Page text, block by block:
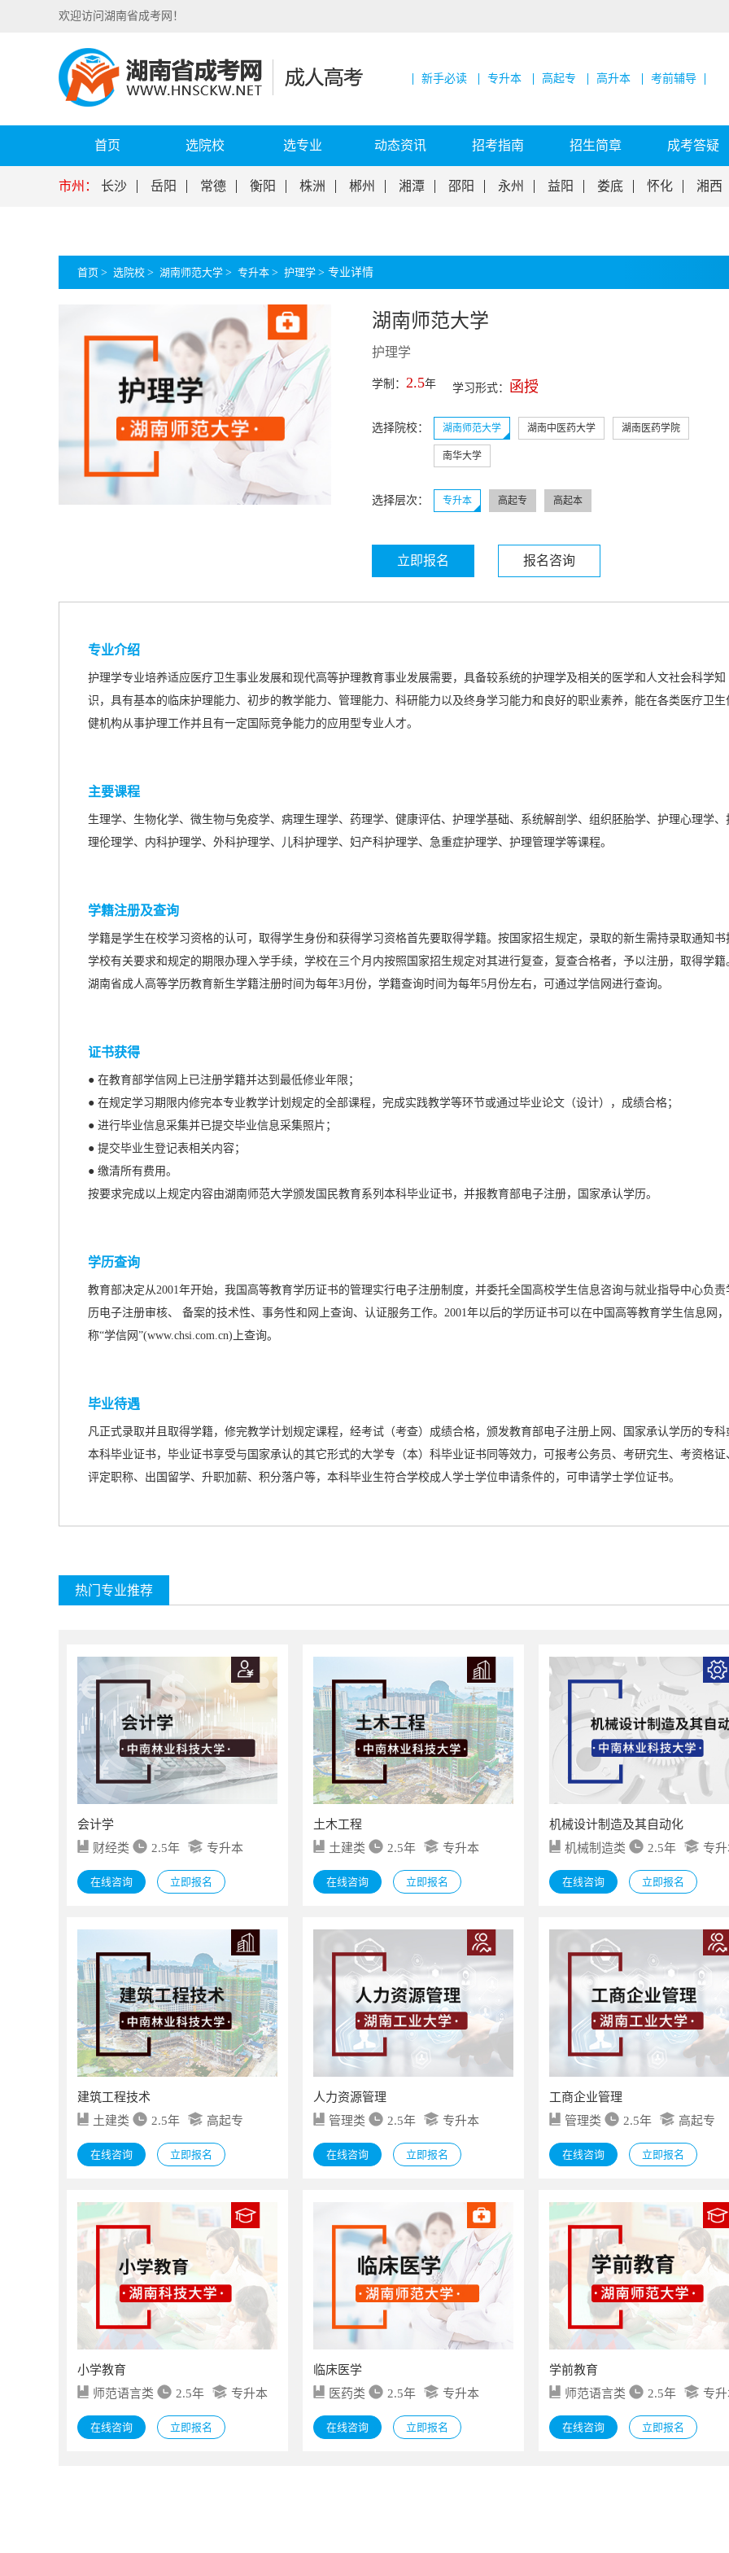
欢迎访问湖南省成考网！
新手必读 专升本 高起专 高升本 考前辅导
首页 选院校 选专业 动态资讯 招考指南 招生简章 成考答疑
市州： 长沙 岳阳 常德 衡阳 株洲 郴州 湘潭 邵阳 永州 益阳 娄底 怀化 湘西
首页 > 选院校 > 湖南师范大学 > 专升本 > 护理学 > 专业详情
湖南师范大学
护理学
学制： 2.5年 学习形式： 函授
选择院校： 湖南师范大学 湖南中医药大学 湖南医药学院
南华大学
选择层次： 专升本 高起专 高起本
立即报名 报名咨询
专业介绍
护理学专业培养适应医疗卫生事业发展和现代高等护理教育事业发展需要，具备较系统的护理学及相关的医学和人文社会科学知
识，具有基本的临床护理能力、初步的教学能力、管理能力、科研能力以及终身学习能力和良好的职业素养，能在各类医疗卫生
健机构从事护理工作并且有一定国际竞争能力的应用型专业人才。
主要课程
生理学、生物化学、微生物与免疫学、病理生理学、药理学、健康评估、护理学基础、 系统解剖学、组织胚胎学、 护理心理学、
理伦理学、内科护理学、外科护理学、儿科护理学、妇产科护理学、急重症护理学、护理管理学等课程。
学籍注册及查询
学籍是学生在校学习资格的认可，取得学生身份和获得学习资格首先要取得学籍。按国家招生规定，录取的新生需持录取通知书
学校有关要求和规定的期限办理入学手续，学校在三个月内按照国家招生规定对其进行复查，复查合格者，予以注册，取得学籍
湖南省成人高等学历教育新生学籍注册时间为每年3月份，学籍查询时间为每年5月份左右，可通过学信网进行查询。
证书获得
● 在教育部学信网上已注册学籍并达到最低修业年限；
● 在规定学习期限内修完本专业教学计划规定的全部课程，完成实践教学等环节或通过毕业论文（设计），成绩合格；
● 进行毕业信息采集并已提交毕业信息采集照片；
● 提交毕业生登记表相关内容；
● 缴清所有费用。
按要求完成以上规定内容由湖南师范大学颁发国民教育系列本科毕业证书，并报教育部电子注册，国家承认学历。
学历查询
教育部决定从2001年开始，我国高等教育学历证书的管理实行电子注册制度，并委托全国高校学生信息咨询与就业指导中心负责
历电子注册审核、 备案的技术性、事务性和网上查询、认证服务工作。2001年以后的学历证书可以在中国高等教育学生信息网
称“学信网”(www.chsi.com.cn)上查询。
毕业待遇
凡正式录取并且取得学籍，修完教学计划规定课程，经考试（考查）成绩合格，颁发教育部电子注册上网、国家承认学历的专科
本科毕业证书，毕业证书享受与国家承认的其它形式的大学专（本）科毕业证书同等效力，可报考公务员、考研究生、考资格证
评定职称、出国留学、升职加薪、积分落户等，本科毕业生符合学校成人学士学位申请条件的，可申请学士学位证书。
热门专业推荐
会计学
财经类
2.5年 专升本
在线咨询 立即报名
土木工程
土建类
2.5年 专升本
在线咨询 立即报名
机械设计制造及其自动化
机械制造类
2.5年 专
在线咨询 立即报名
建筑工程技术
土建类
2.5年 高起专
在线咨询 立即报名
人力资源管理
管理类
2.5年 专升本
在线咨询 立即报名
工商企业管理
管理类
2.5年 高起专
在线咨询 立即报名
小学教育
师范语言类
2.5年 专升本
在线咨询 立即报名
临床医学
医药类
2.5年 专升本
在线咨询 立即报名
学前教育
师范语言类
2.5年 专
在线咨询 立即报名